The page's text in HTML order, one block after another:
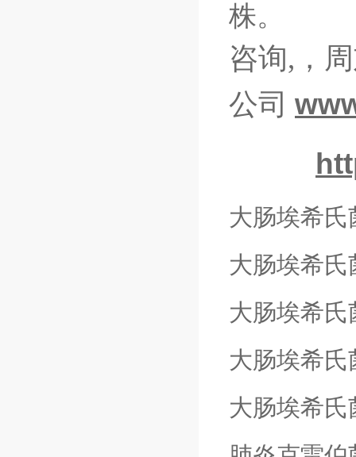
株。
咨询,，
公司
大肠埃希氏
大肠埃希氏
大肠埃希氏
大肠埃希氏
大肠埃希氏